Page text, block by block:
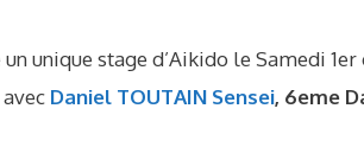
unique stage d’Aikido le Samedi
Daniel TOUTAIN Sensei, 6eme